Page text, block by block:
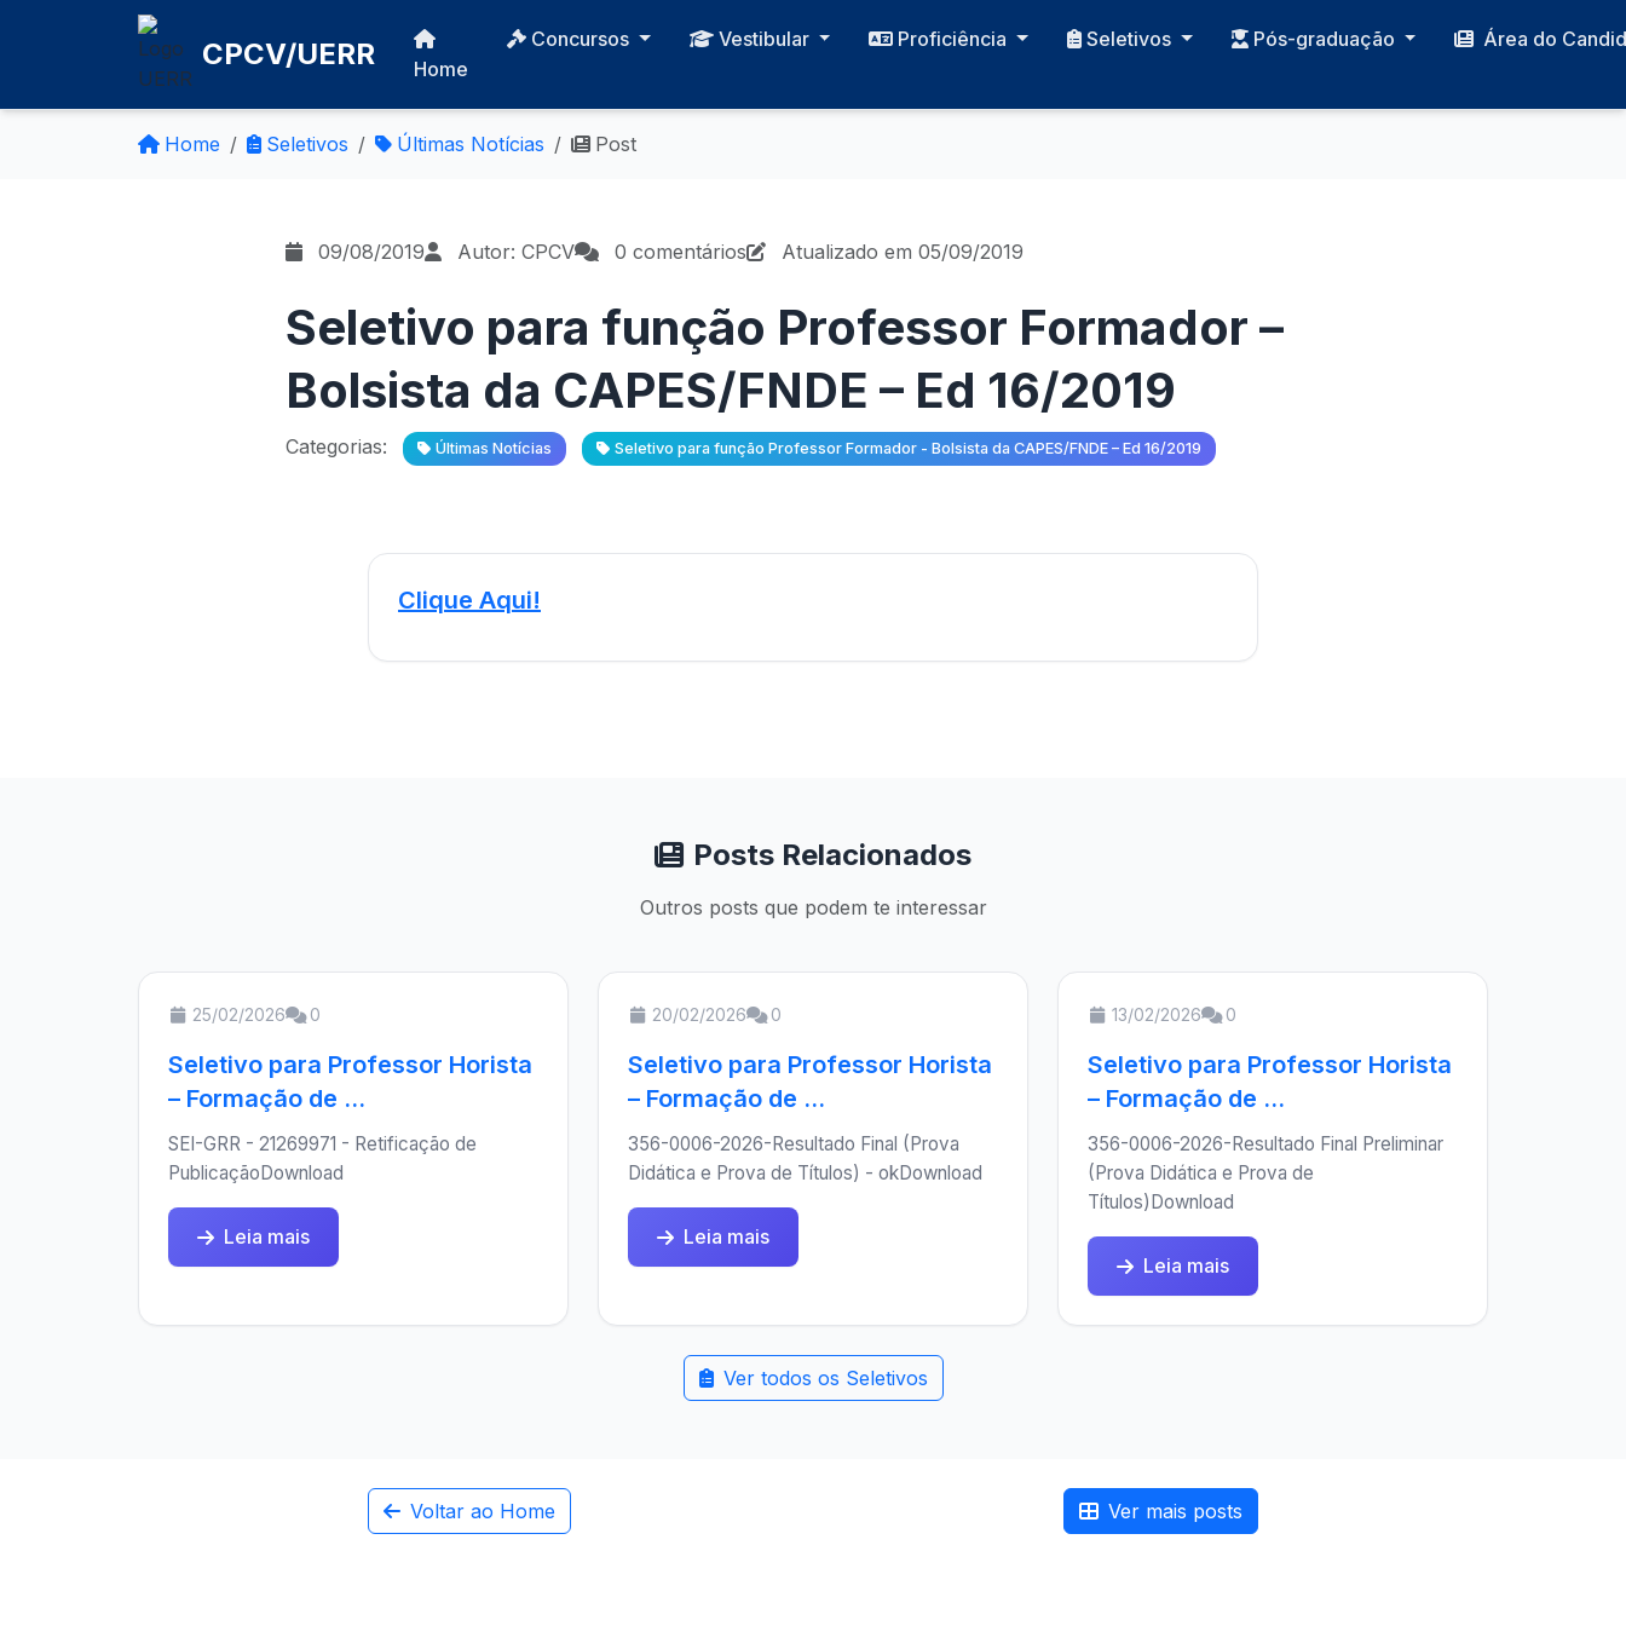
CPCV/UERR Home
Concursos Vestibular Proficiência Seletivos Pós-graduação Área do
Home Seletivos Últimas Notícias Post
09/08/2019 Autor: CPCV 0 comentários Atualizado em 05/09/2019
Seletivo para função Professor Formador –
Bolsista da CAPES/FNDE – Ed 16/2019
Categorias: Últimas Notícias Seletivo para função Professor Formador - Bolsista da CAPES/FNDE – Ed 16/2019
Clique Aqui!
Posts Relacionados
Outros posts que podem te interessar
25/02/2026 0
Seletivo para Professor Horista
– Formação de ...
SEI-GRR - 21269971 - Retificação de
PublicaçãoDownload
Leia mais
20/02/2026 0
Seletivo para Professor Horista
– Formação de ...
356-0006-2026-Resultado Final (Prova
Didática e Prova de Títulos) - okDownload
Leia mais
13/02/2026 0
Seletivo para Professor Horista
– Formação de ...
356-0006-2026-Resultado Final Preliminar
(Prova Didática e Prova de
Títulos)Download
Leia mais
Ver todos os Seletivos
Voltar ao Home Ver mais posts